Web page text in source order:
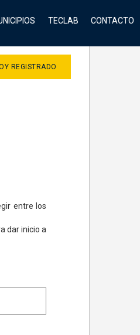
TECLAB CONTACTO
REGISTRADO
entre los
dar inicio a